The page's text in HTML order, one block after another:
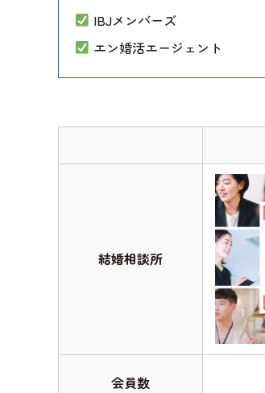
IBJメンバーズ
エン婚活エージェント
結婚相談所
会員数